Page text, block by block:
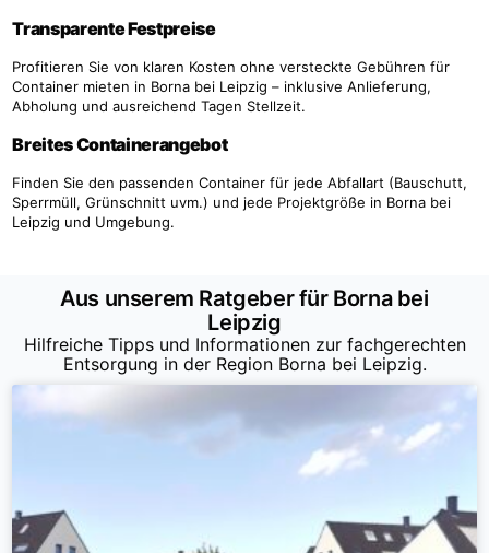
Transparente Festpreise
Profitieren Sie von klaren Kosten ohne versteckte Gebühren für
Container mieten in Borna bei Leipzig – inklusive Anlieferung,
Abholung und ausreichend Tagen Stellzeit.
Breites Containerangebot
Finden Sie den passenden Container für jede Abfallart (Bauschutt,
Sperrmüll, Grünschnitt uvm.) und jede Projektgröße in Borna bei
Leipzig und Umgebung.
Aus unserem Ratgeber für Borna bei
Leipzig
Hilfreiche Tipps und Informationen zur fachgerechten
Entsorgung in der Region Borna bei Leipzig.